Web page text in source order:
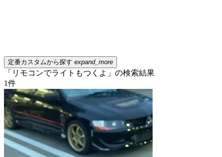
定番カスタムから探す expand_more
「リモコンでライトもつくよ」の検索結果
1件